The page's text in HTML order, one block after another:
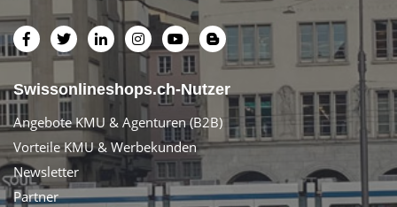
Swissonlineshops.ch-Nutzer
Angebote KMU & Agenturen (B2B)
Vorteile KMU & Werbekunden
Newsletter
Partner